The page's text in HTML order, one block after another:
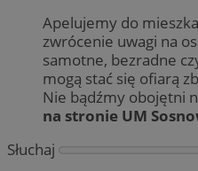
Apelujemy do
zwrócenie uwagi na
samotne, bezradne
mogą stać się ofiarą
Nie bądźmy obojętni
na stronie UM
Słuchaj